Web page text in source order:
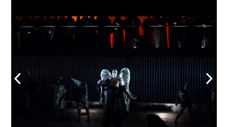
arrow_back_ios arrow_forward_ios